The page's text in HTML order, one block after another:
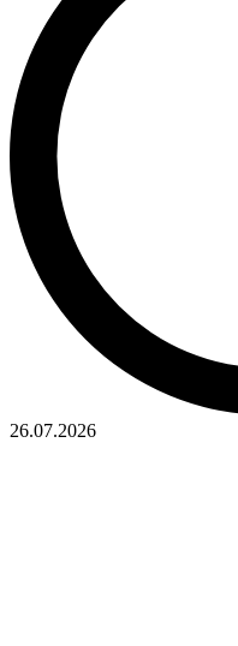
26.07.2026